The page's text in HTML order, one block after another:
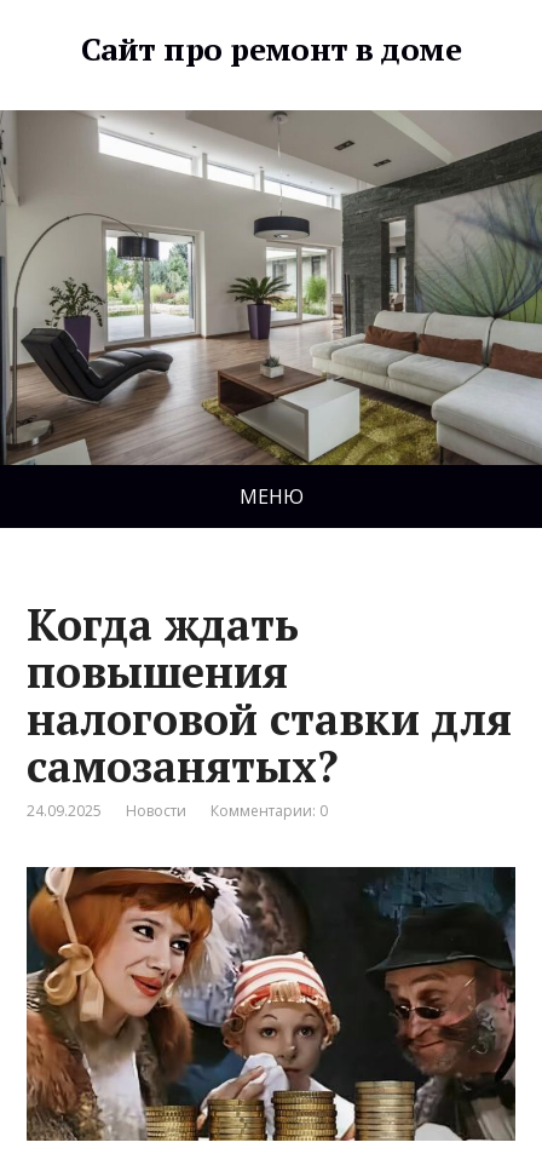
Сайт про ремонт в доме
МЕНЮ
Когда ждать
повышения
налоговой ставки для
самозанятых?
24.09.2025 Новости Комментарии: 0